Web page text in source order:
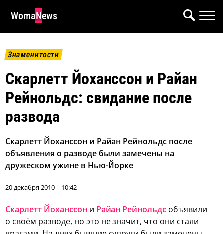
WomaNews
Знаменитости
Скарлетт Йоханссон и Райан
Рейнольдс: свидание после
развода
Скарлетт Йоханссон и Райан Рейнольдс после
объявления о разводе были замечены на
дружеском ужине в Нью-Йорке
20 декабря 2010 | 10:42
Скарлетт Йоханссон и Райан Рейнольдс объявили
о своём разводе, но это не значит, что они стали